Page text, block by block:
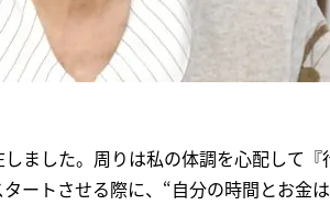
ました。周りは私の体調を心配して
ートさせる際に、“自分の時間とお金